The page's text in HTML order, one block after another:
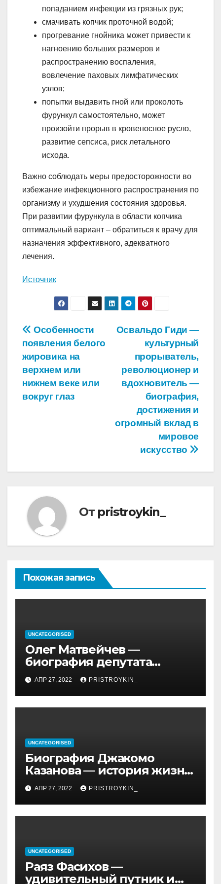
попаданием инфекции из грязных рук;
смачивать копчик проточной водой;
прогревание гнойника может привести к
нагноению больших размеров и
распространению воспаления,
вовлечение паховых лимфатических
узлов;
попытки выдавить гной или проколоть
фурункул самостоятельно, может
произойти прорыв в кровеносное русло,
развитие сепсиса, риск летального
исхода.
Важно соблюдать меры предосторожности во
избежание инфекционного распространения по
организму и ухудшения состояния здоровья.
При развитии фурункула в области копчика
оптимальный вариант – обратиться к врачу для
назначения эффективного, адекватного
лечения.
Источник
Навигация
по
записям
Освальдо Гиди —
культурный
прорыватель,
революционер и
вдохновитель —
биография,
достижения и
огромный вклад в
мировое
искусство
Особенности
появления белого
жировика на
верхнем или
нижнем веке или
вокруг глаз
От pristroykin_
Похожая запись
UNCATEGORISED
Олег Матвейчев —
биография депутата
Госдумы, достижения и
политическая карьера
АПР 27, 2022 PRISTROYKIN_
UNCATEGORISED
Биография Джакомо
Казанова — история жизни
легендарного седуктора
АПР 27, 2022 PRISTROYKIN_
UNCATEGORISED
Раяз Фасихов —
удивительный путник и